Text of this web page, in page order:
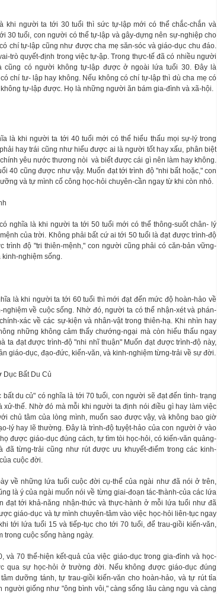
khi người ta tới 30 tuổi thì sức tự-lập mới có thể chắc-chắn và
30 tuổi, con người có thể tự-lập và gây-dựng nên sự-nghiệp cho
chí tự-lập cũng như được cha mẹ săn-sóc và giáo-dục chu đáo.
trò quyết-định trong việc tự-ập. Trong thực-tế đã có nhiều người
cũng có người không tự-lập được ở ngoài lứa tuổi 30. Đây là
chí tư- lập hay không. Nếu không có chí tự-lập thì dù cha mẹ có
tự-lập được. Họ là những người ăn bám gia-đình và xã-hội.
là khi người ta tới 40 tuổi mới có thể hiểu thấu mọi sự-lý trong
hay trái cũng như hiểu được ai là người tốt hay xấu, phân biệt
yêu nước thương nòi và biết được cái gì nên làm hay không.
40 cũng được như vậy. Muốn đạt tới trình độ "nhi bất hoặc," con
và tự mình cố công học-hỏi chuyên-cần ngay từ khi còn nhỏ.
nghĩa là khi người ta tới 50 tuổi mới có thể thông-suốt chân- lý
của trời. Không phải bất cứ ai tới 50 tuổi là đạt được trình-độ
trình độ "tri thiên-mệnh," con người cũng phải có căn-bản vững-
kinh-nghiệm sống.
là khi người ta tới 60 tuổi thì mới đạt đến mức độ hoàn-hảo về
nghiệm về cuộc sống. Nhờ đó, người ta có thể nhận-xét và phán-
xác về các sự-kiện và nhân-vật trong thiên-hạ. Khi nhìn hay
những không cảm thấy chướng-ngại mà còn hiểu thấu ngay
ta đạt được trình-độ "nhi nhĩ thuận" Muốn đạt được trình-độ này,
giáo-dục, đạo-đức, kiến-văn, và kinh-nghiệm từng-trải về sự đời.
Dục Bất Du Củ
bất du củ" có nghĩa là tới 70 tuổi, con người sẽ đạt đến tình- trạng
xử-thế. Nhờ đó mà mỗi khi người ta định nói điều gì hay làm việc
chủ tâm của lòng mình, muốn sao được vậy, và không bao giờ
lý hay lẽ thường. Đây là trình-độ tuyệt-hảo của con người ở vào
được giáo-dục đúng cách, tự tìm tòi học-hỏi, có kiến-văn quảng-
đã từng-trải cũng như rút được ưu khuyết-điểm trong các kinh-
cuộc đời.
về những lứa tuổi cuộc đời cụ-thể của ngài như đã nói ở trên,
là ý của ngài muốn nói về từng giai-đoạn tác-thành-của các lứa
đạt tới khả-năng nhận-thức và thực-hành ở mỗi lứa tuổi như đã
giáo-dục và tự mình chuyên-tâm vào việc học-hỏi liên-tục ngay
tới lứa tuổi 15 và tiếp-tục cho tới 70 tuổi, để trau-giồi kiến-văn,
trong cuộc sống hàng ngày.
và 70 thể-hiện kết-quả của việc giáo-dục trong gia-đình và học-
qua sự học-hỏi ở trường đời. Nếu không được giáo-dục đúng
dưỡng tánh, tự trau-giồi kiến-văn cho hoàn-hảo, và tự rút tỉa
người giống như "ông bình vôi," càng sống lâu càng ngu và càng